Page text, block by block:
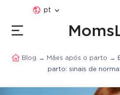
pt
Blog → Mães após o parto →
parto: sinais de